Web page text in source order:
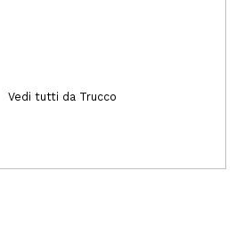
25,99€
Vedi tutti da Trucco